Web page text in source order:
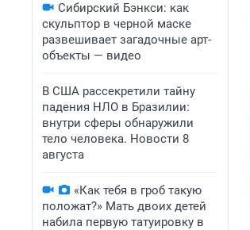
Сибирский Бэнкси: как
скульптор в черной маске
развешивает загадочные арт-
объекты — видео
В США рассекретили тайну
падения НЛО в Бразилии:
внутри сферы обнаружили
тело человека. Новости 8
августа
«Как тебя в гроб такую
положат?» Мать двоих детей
набила первую татуировку в